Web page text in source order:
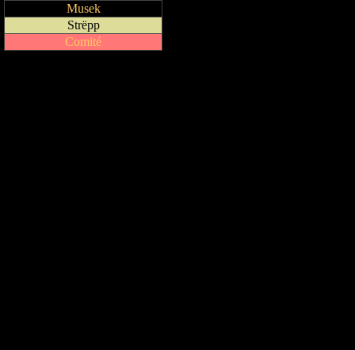
Musek
Strëpp
Comité